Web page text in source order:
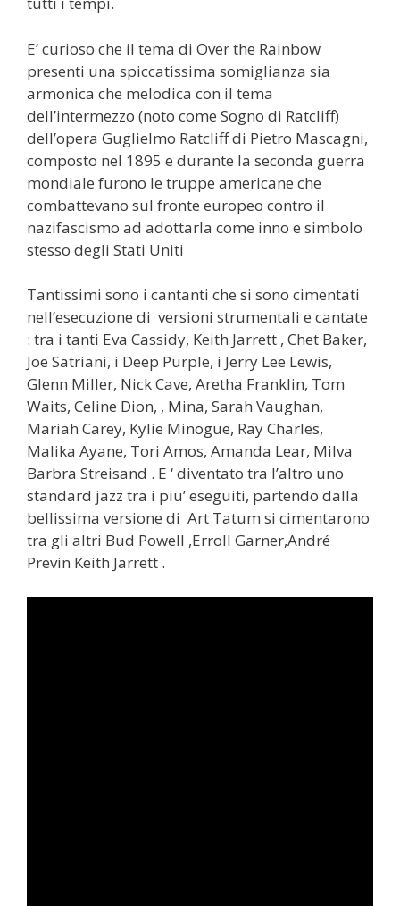
E’ curioso che il tema di Over the Rainbow
presenti una spiccatissima somiglianza sia
armonica che melodica con il tema
dell’intermezzo (noto come Sogno di Ratcliff)
dell’opera Guglielmo Ratcliff di Pietro Mascagni,
composto nel 1895 e durante la seconda guerra
mondiale furono le truppe americane che
combattevano sul fronte europeo contro il
nazifascismo ad adottarla come inno e simbolo
stesso degli Stati Uniti
Tantissimi sono i cantanti che si sono cimentati
nell’esecuzione di versioni strumentali e cantate
: tra i tanti Eva Cassidy, Keith Jarrett , Chet Baker,
Joe Satriani, i Deep Purple, i Jerry Lee Lewis,
Glenn Miller, Nick Cave, Aretha Franklin, Tom
Waits, Celine Dion, , Mina, Sarah Vaughan,
Mariah Carey, Kylie Minogue, Ray Charles,
Malika Ayane, Tori Amos, Amanda Lear, Milva
Barbra Streisand . E ‘ diventato tra l’altro uno
standard jazz tra i piu’ eseguiti, partendo dalla
bellissima versione di Art Tatum si cimentarono
tra gli altri Bud Powell ,Erroll Garner,André
Previn Keith Jarrett .